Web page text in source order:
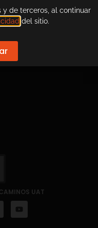
UAT
y de terceros, al continuar
del sitio.